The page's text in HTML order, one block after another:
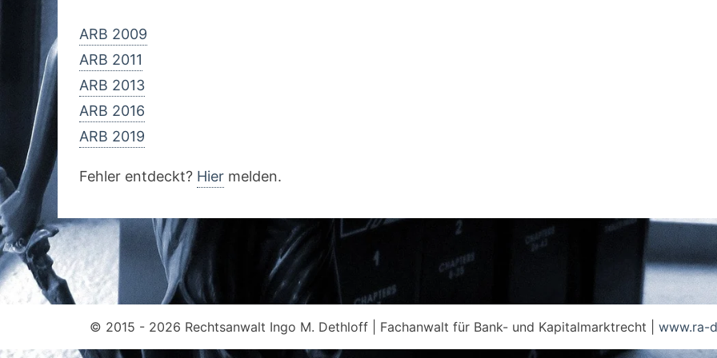
ARB 2009
ARB 2011
ARB 2013
ARB 2016
ARB 2019
Fehler entdeckt? Hier melden.
© 2015 - 2026 Rechtsanwalt Ingo M. Dethloff | Fachanwalt für Bank- und Kapitalmarktrecht | www.ra-